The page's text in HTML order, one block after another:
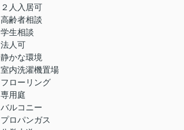
２人入居可
高齢者相談
学生相談
法人可
静かな環境
室内洗濯機置場
フローリング
専用庭
バルコニー
プロパンガス